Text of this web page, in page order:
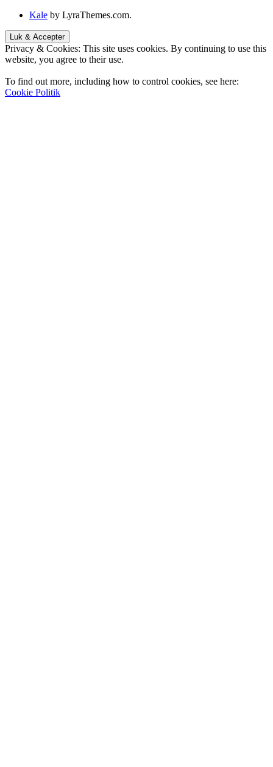
Kale by LyraThemes.com.
Privacy & Cookies: This site uses cookies. By continuing to use this
website, you agree to their use.
To find out more, including how to control cookies, see here:
Cookie Politik